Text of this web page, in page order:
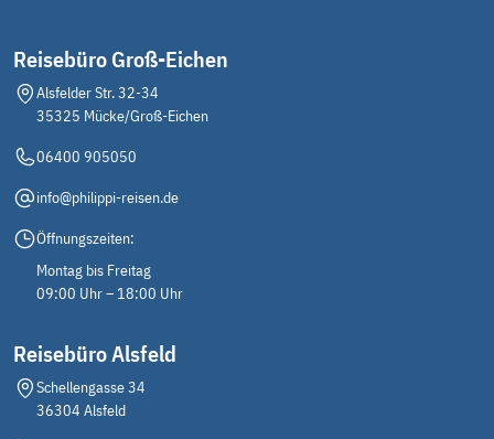
Reisebüro Groß-Eichen
Alsfelder Str. 32-34
35325 Mücke/Groß-Eichen
06400 905050
info@philippi-reisen.de
Öffnungszeiten:
Montag bis Freitag
09:00 Uhr – 18:00 Uhr
Reisebüro Alsfeld
Schellengasse 34
36304 Alsfeld